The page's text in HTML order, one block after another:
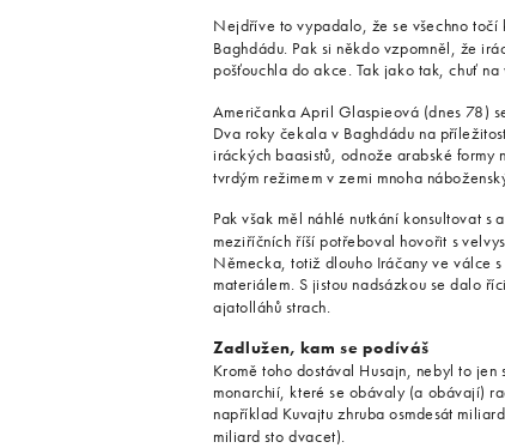
Nejdříve to vypadalo, že se všechno
Baghdádu. Pak si někdo vzpomněl, že
pošťouchla do akce. Tak jako tak, chuť
Američanka April Glaspieová (dnes 78)
Dva roky čekala v Baghdádu na
iráckých baasistů, odnože arabské
tvrdým režimem v zemi mnoha
Pak však měl náhlé nutkání konsultovat
meziříčních říší potřeboval hovořit s
Německa, totiž dlouho Iráčany ve válce
materiálem. S jistou nadsázkou se dalo
ajatolláhů strach.
Zadlužen, kam se podíváš
Kromě toho dostával Husajn, nebyl to
monarchií, které se obávaly (a obávají)
například Kuvajtu zhruba osmdesát
miliard sto dvacet).